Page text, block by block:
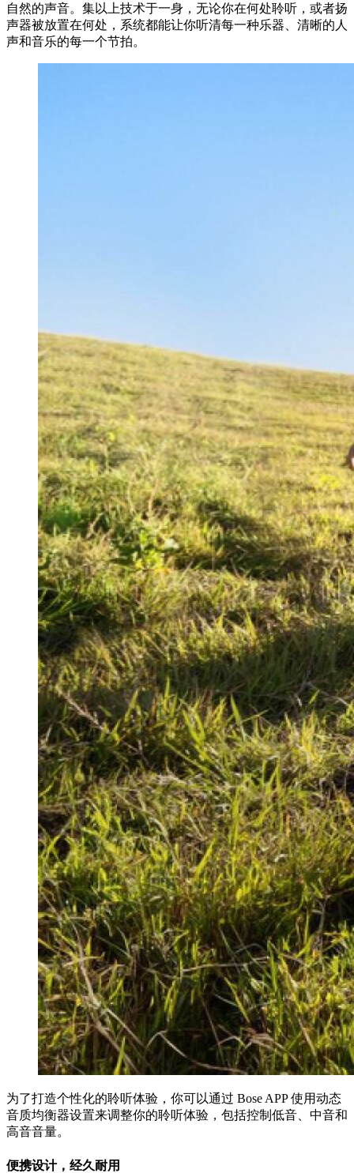
自然的声音。集以上技术于一身，无论你在何处聆听，或者扬
声器被放置在何处，系统都能让你听清每一种乐器、清晰的人
声和音乐的每一个节拍。
为了打造个性化的聆听体验，你可以通过 Bose APP 使用动态
音质均衡器设置来调整你的聆听体验，包括控制低音、中音和
高音音量。
便携设计，经久耐用